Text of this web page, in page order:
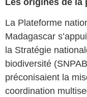
La Plateforme
Madagascar
la Stratégie
biodiversité
préconisaient la
coordination